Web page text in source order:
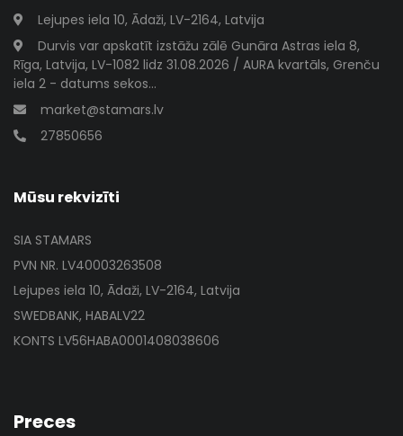
Lejupes iela 10, Ādaži, LV-2164, Latvija
Durvis var apskatīt izstāžu zālē Gunāra Astras iela 8,
Rīga, Latvija, LV-1082 lidz 31.08.2026 / AURA kvartāls, Grenču
iela 2 - datums sekos...
market@stamars.lv
27850656
Mūsu rekvizīti
SIA STAMARS
PVN NR. LV40003263508
Lejupes iela 10, Ādaži, LV-2164, Latvija
SWEDBANK, HABALV22
KONTS LV56HABA0001408038606
Preces